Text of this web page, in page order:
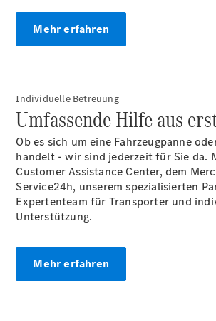
Reifen- und
EU-
Reifenlabel
Transporter-
Service
Mehr erfahren
Individuelle Betreuung
Umfassende Hilfe aus
Ob es sich um eine Fahrzeugpanne
handelt - wir sind jederzeit für Sie da.
Customer Assistance Center, dem
Service24h, unserem spezialisierten
Expertenteam für Transporter und
Unterstützung.
Mehr erfahren